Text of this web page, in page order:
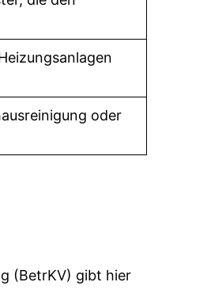
oder
(BetrKV) gibt hier